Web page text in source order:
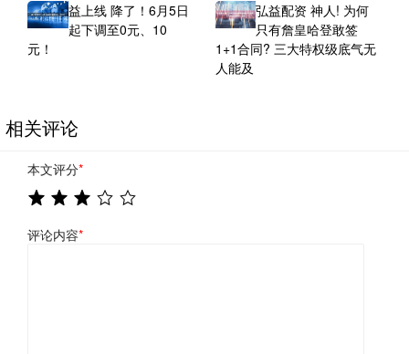
益上线 降了！6月5日
起下调至0元、10
元！
弘益配资 神人! 为何
只有詹皇哈登敢签
1+1合同? 三大特权级底气无
人能及
相关评论
本文评分*
评论内容*